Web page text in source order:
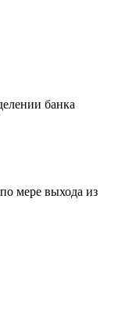
банка
мере выхода из